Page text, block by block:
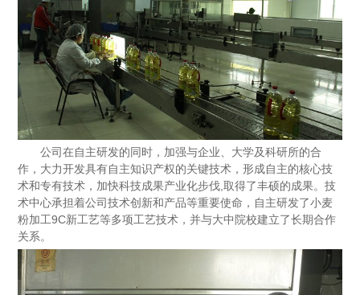
公司在自主研发的同时，加强与企业、大学及科研所的合
作，大力开发具有自主知识产权的关键技术，形成自主的核心技
术和专有技术，加快科技成果产业化步伐,取得了丰硕的成果。技
术中心承担着公司技术创新和产品等重要使命，自主研发了小麦
粉加工9C新工艺等多项工艺技术，并与大中院校建立了长期合作
关系。